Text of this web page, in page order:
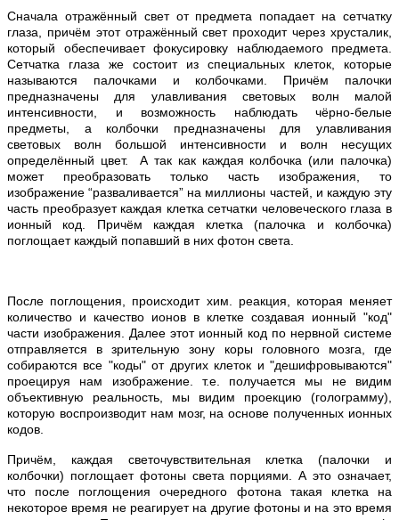
Сначала отражённый свет от предмета попадает на сетчатку
глаза, причём этот отражённый свет проходит через хрусталик,
который обеспечивает фокусировку наблюдаемого предмета.
Сетчатка глаза же состоит из специальных клеток, которые
называются палочками и колбочками. Причём палочки
предназначены для улавливания световых волн малой
интенсивности, и возможность наблюдать чёрно-белые
предметы, а колбочки предназначены для улавливания
световых волн большой интенсивности и волн несущих
определённый цвет. А так как каждая колбочка (или палочка)
может преобразовать только часть изображения, то
изображение “разваливается” на миллионы частей, и каждую эту
часть преобразует каждая клетка сетчатки человеческого глаза в
ионный код. Причём каждая клетка (палочка и колбочка)
поглощает каждый попавший в них фотон света.
После поглощения, происходит хим. реакция, которая меняет
количество и качество ионов в клетке создавая ионный "код"
части изображения. Далее этот ионный код по нервной системе
отправляется в зрительную зону коры головного мозга, где
собираются все "коды" от других клеток и "дешифровываются"
проецируя нам изображение. т.е. получается мы не видим
объективную реальность, мы видим проекцию (голограмму),
которую воспроизводит нам мозг, на основе полученных ионных
кодов.
Причём, каждая светочувствительная клетка (палочки и
колбочки) поглощает фотоны света порциями. А это означает,
что после поглощения очередного фотона такая клетка на
некоторое время не реагирует на другие фотоны и на это время